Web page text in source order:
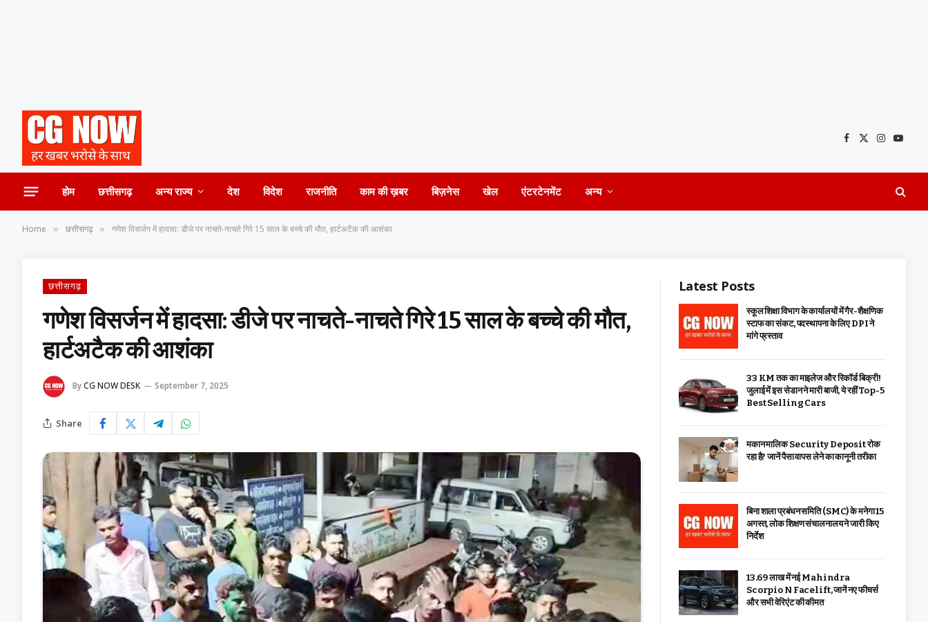
Facebook
X
Instagram
होम छत्तीसगढ़ अन्य राज्य देश विदेश राजनीति काम की ख़बर बिज़नेस खेल एंटरटेनमेंट अन्य
Home » छत्तीसगढ़ » गणेश विसर्जन में हादसा: डीजे पर नाचते-नाचते गिरे 15 साल के बच्चे की मौत, हार्टअटैक की आशंका
छत्तीसगढ़
गणेश विसर्जन में हादसा: डीजे पर नाचते-नाचते गिरे 15 साल के बच्चे की मौत,
हार्टअटैक की आशंका
ByCG NOW DESK September 7, 2025
Share
Latest Posts
स्कूल शिक्षा विभाग के कार्यालयों में गैर-शैक्षणिक
स्टाफ का संकट, पदस्थापना के लिए DPI ने
मांगे प्रस्ताव
33 KM तक का माइलेज और रिकॉर्ड बिक्री!
जुलाई में इस सेडान ने मारी बाजी, ये रहीं Top-5
Best Selling Cars
मकान मालिक Security Deposit रोक
रहा है? जानें पैसा वापस लेने का कानूनी तरीका
बिना शाला प्रबंधन समिति (SMC) के मनेगा 15
अगस्त, लोक शिक्षण संचालनालय ने जारी किए
निर्देश
₹13.69 लाख में नई Mahindra
Scorpio N Facelift, जानें नए फीचर्स
और सभी वेरिएंट की कीमत